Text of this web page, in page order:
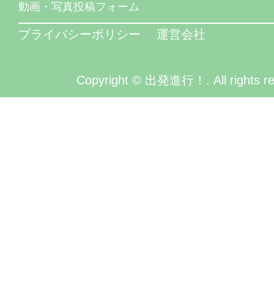
動画・写真投稿フォーム
プライバシーポリシー 運営会社
Copyright © 出発進行！. All rights